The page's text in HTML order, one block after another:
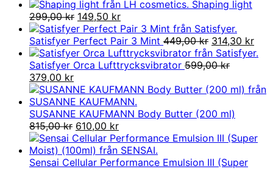
Shaping light
299,00kr Det
ursprungliga
priset
var:
299,00 kr.
149,50 krDet
nuvarande
priset
är:
149,50 kr.
Satisfyer Perfect Pair 3 Mint 449,00kr Det
ursprungliga
priset
449,00 kr.
314,30 krDet
Satisfyer Orca Lufttrycksvibrator 599,00kr
Det
ursprungliga
priset
var:
599,00 kr.
379,00 krDet
nuvarande
priset
är:
379,00 kr.
SUSANNE KAUFMANN Body Butter (200 ml)
815,00kr Det
ursprungliga
priset
var:
610,00 krDet
nuvarande
priset
är:
Sensai Cellular Performance Emulsion III (Super